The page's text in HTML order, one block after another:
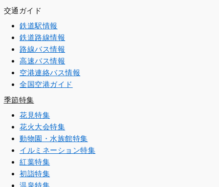
交通ガイド
鉄道駅情報
鉄道路線情報
路線バス情報
高速バス情報
空港連絡バス情報
全国空港ガイド
季節特集
花見特集
花火大会特集
動物園・水族館特集
イルミネーション特集
紅葉特集
初詣特集